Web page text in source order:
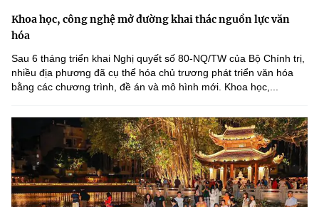
Khoa học, công nghệ mở đường khai thác nguồn lực văn
hóa
Sau 6 tháng triển khai Nghị quyết số 80-NQ/TW của Bộ Chính trị,
nhiều địa phương đã cụ thể hóa chủ trương phát triển văn hóa
bằng các chương trình, đề án và mô hình mới. Khoa học,...